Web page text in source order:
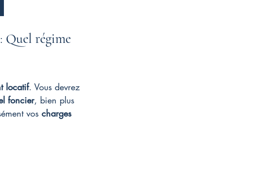
Quel régime
locatif. Vous devrez
foncier, bien plus
vos charges